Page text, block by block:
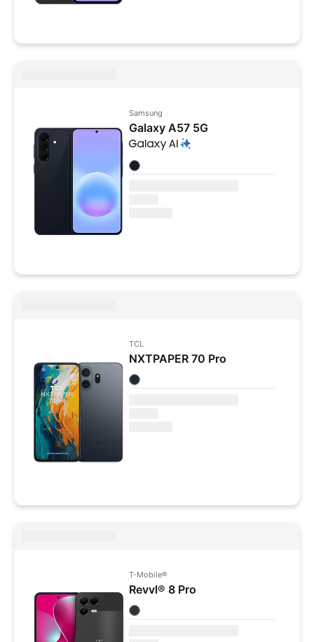
Samsung
Galaxy A57 5G
Colores disponibles
TCL
NXTPAPER 70 Pro
Colores disponibles
T-Mobile®
Revvl® 8 Pro
Colores disponibles